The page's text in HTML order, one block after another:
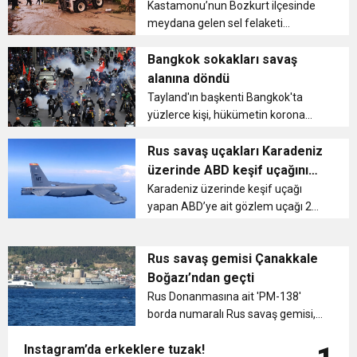
kurtarılıyor
Kastamonu’nun Bozkurt ilçesinde
meydana gelen sel felaketi
vatandaşlar, iş makinaları ile
kurtarılıyor. Balkonlara dayanan
kepçeler ile kurtarılan selzedeler ise
şükre...
Bangkok sokakları savaş
alanına döndü
Tayland'ın başkenti Bangkok'ta
yüzlerce kişi, hükümetin korona
protesto etmek için sokaklara
döküldü. Başbakan Prayuth Chan-
ocha'nın konutuna yürümek isteyen
protest...
Rus savaş uçakları Karadeniz
üzerinde ABD keşif uçağını
önledi
Karadeniz üzerinde keşif uçağı
yapan ABD’ye ait gözlem uçağı 2
Rus savaş gemisi Çanakkale
Boğazı’ndan geçti
Rus Donanmasına ait 'PM-138'
borda numaralı Rus savaş gemisi,
Akdeniz’e gitmek için yol aldı....
Instagram’da erkeklere tuzak!